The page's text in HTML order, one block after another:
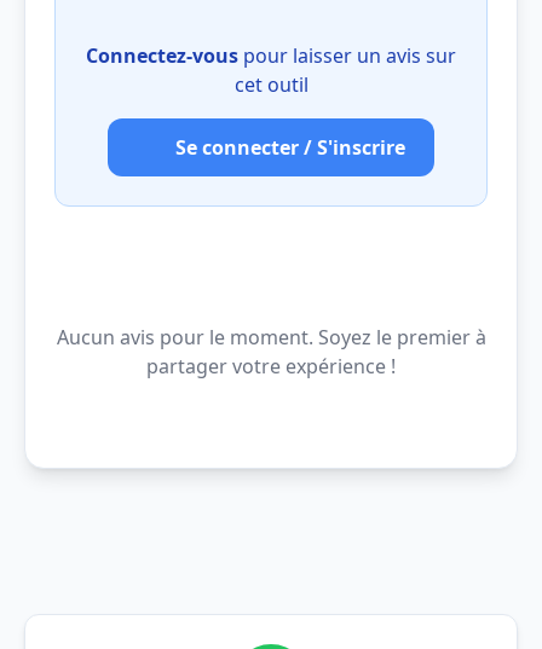
Connectez-vous pour laisser un avis sur
cet outil
Se connecter / S'inscrire
Aucun avis pour le moment. Soyez le premier à
partager votre expérience !